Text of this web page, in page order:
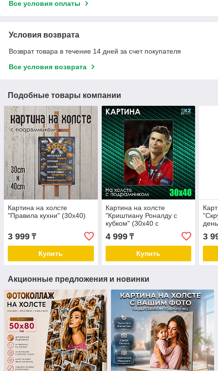
Все условия оплаты
Условия возврата
Возврат товара в течение 14 дней за счет покупателя
Все условия возврата
Подобные товары компании
Картина на холсте
"Правила кухни" (30х40)
3 999 ₸
Купить
Картина на холсте
"Криштиану Роналду с
кубком" (30х40 с
подрамником)
4 999₸
Купить
3
Акционные предложения и новинки